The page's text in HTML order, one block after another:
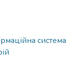
система